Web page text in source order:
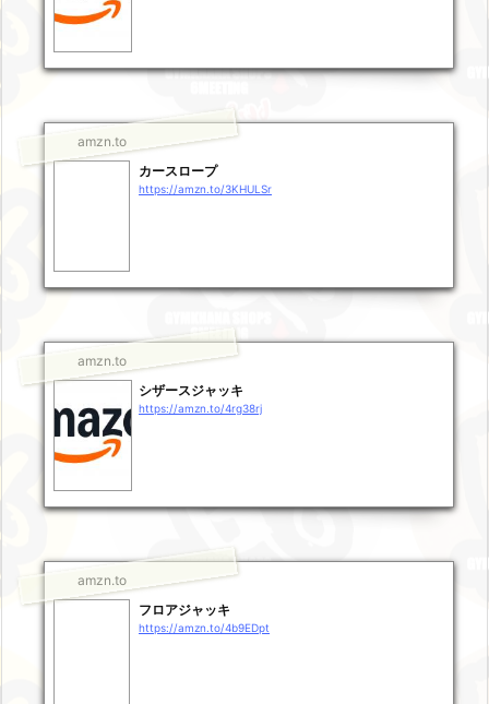
amzn.to
カースロープ
https://amzn.to/3KHULSr
amzn.to
シザースジャッキ
https://amzn.to/4rg38rj
amzn.to
フロアジャッキ
https://amzn.to/4b9EDpt